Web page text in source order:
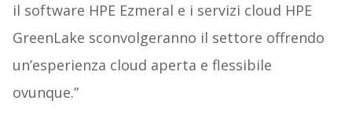
il software HPE Ezmeral e i servizi cloud HPE
GreenLake sconvolgeranno il settore offrendo
un’esperienza cloud aperta e flessibile
ovunque.”